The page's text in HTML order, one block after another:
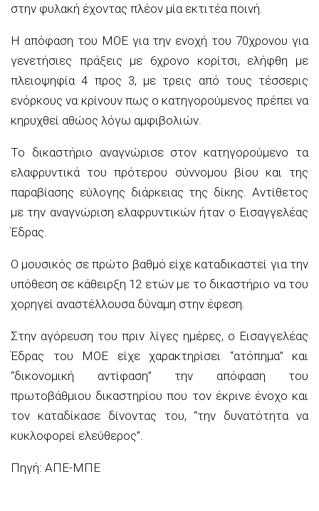
στην φυλακή έχοντας πλέον μία εκτιτέα ποινή.
Η απόφαση του ΜΟΕ για την ενοχή του 70χρονου για
γενετήσιες πράξεις με 6χρονο κορίτσι, ελήφθη με
πλειοψηφία 4 προς 3, με τρεις από τους τέσσερις
ενόρκους να κρίνουν πως ο κατηγορούμενος πρέπει να
κηρυχθεί αθώος λόγω αμφιβολιών.
Το δικαστήριο αναγνώρισε στον κατηγορούμενο τα
ελαφρυντικά του πρότερου σύννομου βίου και της
παραβίασης εύλογης διάρκειας της δίκης. Αντίθετος
με την αναγνώριση ελαφρυντικών ήταν ο Εισαγγελέας
Έδρας.
Ο μουσικός σε πρώτο βαθμό είχε καταδικαστεί για την
υπόθεση σε κάθειρξη 12 ετών με το δικαστήριο να του
χορηγεί αναστέλλουσα δύναμη στην έφεση.
Στην αγόρευση του πριν λίγες ημέρες, ο Εισαγγελέας
Έδρας του ΜΟΕ είχε χαρακτηρίσει “ατόπημα” και
“δικονομική αντίφαση” την απόφαση του
πρωτοβάθμιου δικαστηρίου που τον έκρινε ένοχο και
τον καταδίκασε δίνοντας του, “την δυνατότητα να
κυκλοφορεί ελεύθερος”.
Πηγή: ΑΠΕ-ΜΠΕ